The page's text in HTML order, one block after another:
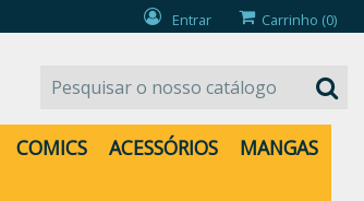
Entrar Carrinho (0)
COMICS ACESSÓRIOS
MANGAS